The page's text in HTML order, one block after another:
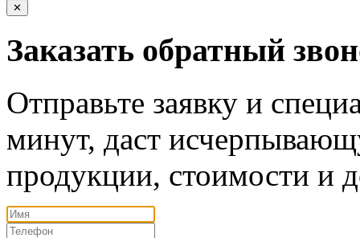
✕
Заказать обратный
Отправьте заявку и
минут, даст
продукции, стоимости и